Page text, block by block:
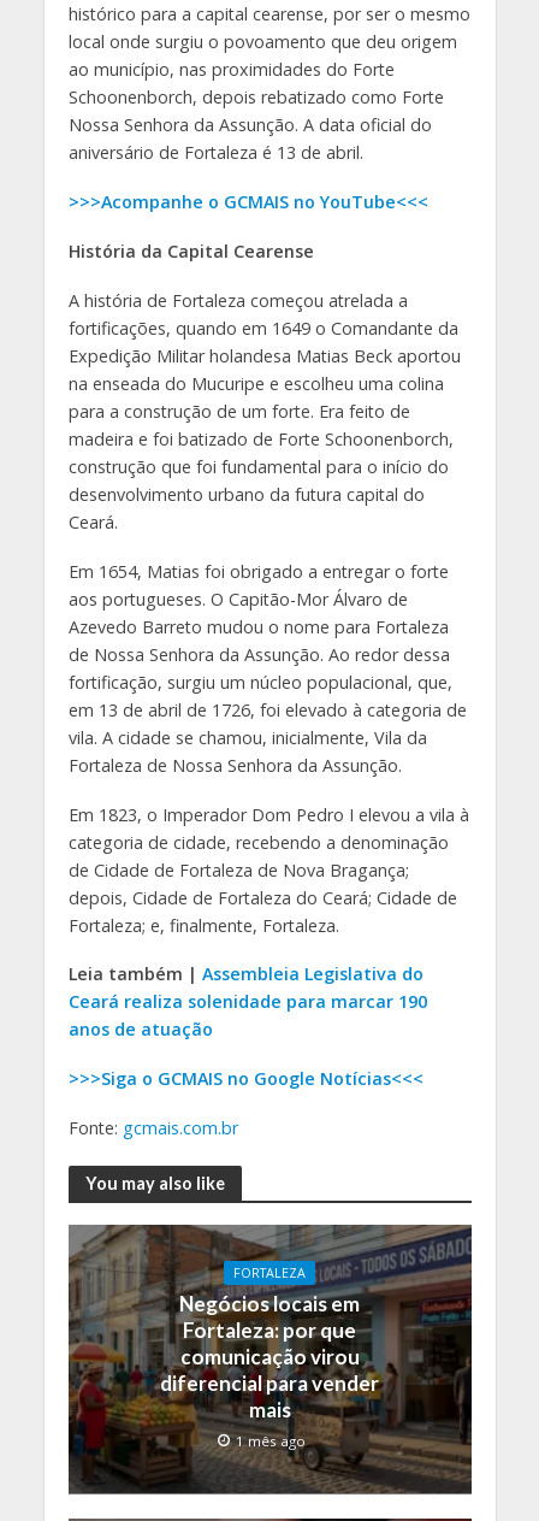
histórico para a capital cearense, por ser o mesmo
local onde surgiu o povoamento que deu origem
ao município, nas proximidades do Forte
Schoonenborch, depois rebatizado como Forte
Nossa Senhora da Assunção. A data oficial do
aniversário de Fortaleza é 13 de abril.
>>>Acompanhe o GCMAIS no YouTube<<<
História da Capital Cearense
A história de Fortaleza começou atrelada a
fortificações, quando em 1649 o Comandante da
Expedição Militar holandesa Matias Beck aportou
na enseada do Mucuripe e escolheu uma colina
para a construção de um forte. Era feito de
madeira e foi batizado de Forte Schoonenborch,
construção que foi fundamental para o início do
desenvolvimento urbano da futura capital do
Ceará.
Em 1654, Matias foi obrigado a entregar o forte
aos portugueses. O Capitão-Mor Álvaro de
Azevedo Barreto mudou o nome para Fortaleza
de Nossa Senhora da Assunção. Ao redor dessa
fortificação, surgiu um núcleo populacional, que,
em 13 de abril de 1726, foi elevado à categoria de
vila. A cidade se chamou, inicialmente, Vila da
Fortaleza de Nossa Senhora da Assunção.
Em 1823, o Imperador Dom Pedro I elevou a vila à
categoria de cidade, recebendo a denominação
de Cidade de Fortaleza de Nova Bragança;
depois, Cidade de Fortaleza do Ceará; Cidade de
Fortaleza; e, finalmente, Fortaleza.
Leia também | Assembleia Legislativa do
Ceará realiza solenidade para marcar 190
anos de atuação
>>>Siga o GCMAIS no Google Notícias<<<
Fonte: gcmais.com.br
You may also like
FORTALEZA
Negócios locais em
Fortaleza: por que
comunicação virou
diferencial para vender
mais
1 mês ago